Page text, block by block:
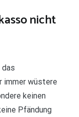
nicht
das
immer wüstere
keinen
Pfändung